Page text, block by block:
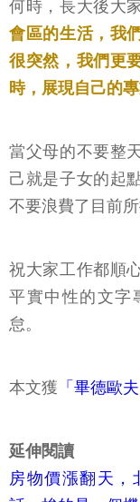
何時，長大後大
會區的生活，我
很突然，我們更
時，展現自己的專
當父母的不要整
己就是子女的起
不要浪費了目前所
祝大家工作都順
平實中性的文字
怠。
本文獲 「畢德歐夫
延伸閱讀
房物價漲翻天，